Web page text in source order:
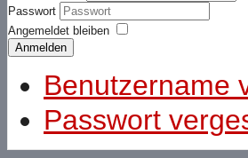
Passwort
Angemeldet bleiben
Anmelden
Benutzername
Passwort